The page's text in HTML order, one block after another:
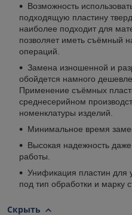
Возможность
подходящую пластину
наиболее подходит для
позволяет иметь съёмный
операций.
Замена изношенной и
обойдется намного
Применение съёмных
среднесерийном
номенклатуры изделий.
Минимальное время
Высокая надежность
работы.
Унификация пластин для
под тип обработки и марку
Скрыть